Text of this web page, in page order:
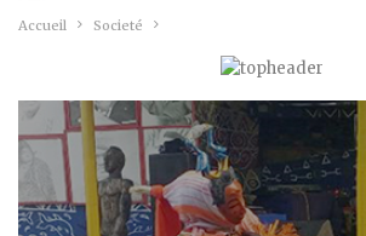
Accueil Societé